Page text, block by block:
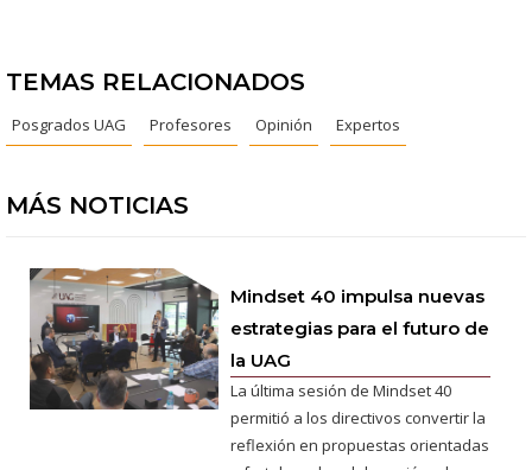
TEMAS RELACIONADOS
Posgrados UAG Profesores Opinión Expertos
MÁS NOTICIAS
Mindset 40 impulsa nuevas
estrategias para el futuro de
la UAG
La última sesión de Mindset 40
permitió a los directivos convertir la
reflexión en propuestas orientadas